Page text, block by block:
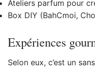
Ateliers parfum pour
Box DIY (BahCmoi,
Expériences
Selon eux, c’est un